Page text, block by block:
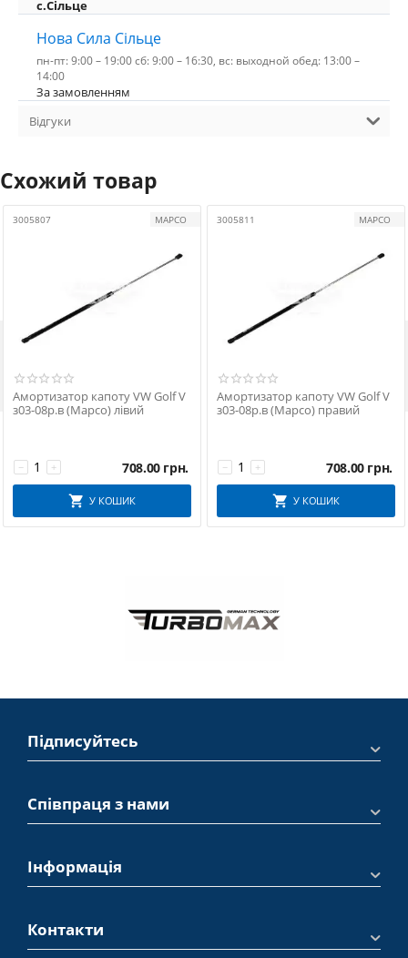
с.Сільце
Нова Сила Сільце
пн-пт: 9:00 – 19:00 сб: 9:00 – 16:30, вс: выходной обед: 13:00 –
14:00
За замовленням
Відгуки
Схожий товар
3005807 MAPCO
Амортизатор капоту VW Golf V
з03-08р.в (Mapco) лівий
+
− 708.00 грн.
У КОШИК
3005811 MAPCO
Амортизатор капоту VW Golf V
з03-08р.в (Mapco) правий
+
− 708.00 грн.
У КОШИК
Підписуйтесь
Співпраця з нами
Інформація
Контакти